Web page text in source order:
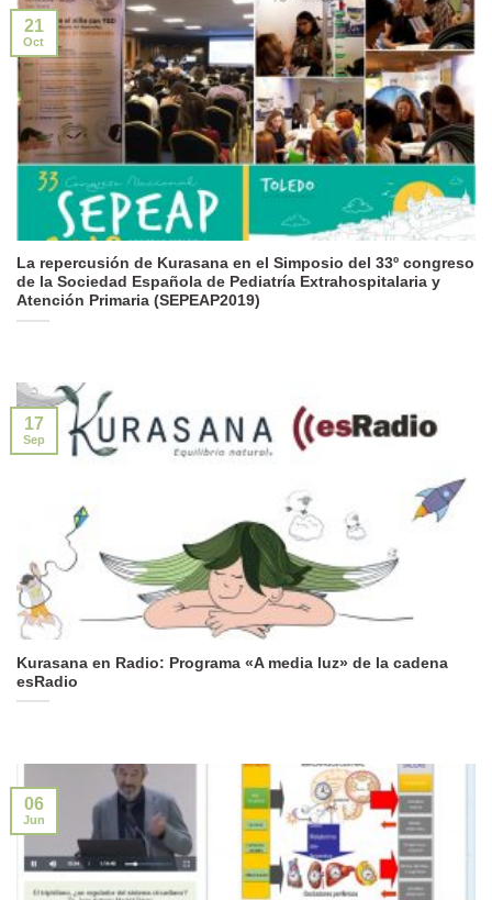
La repercusión de Kurasana en el Simposio del 33º congreso
de la Sociedad Española de Pediatría Extrahospitalaria y
Atención Primaria (SEPEAP2019)
21
Oct
Kurasana en Radio: Programa «A media luz» de la cadena
esRadio
17
Sep
06
Jun